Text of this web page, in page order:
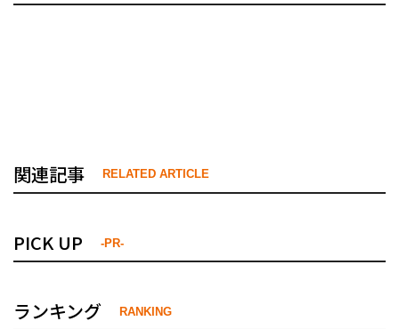
関連記事 RELATED ARTICLE
PICK UP -PR-
ランキング RANKING